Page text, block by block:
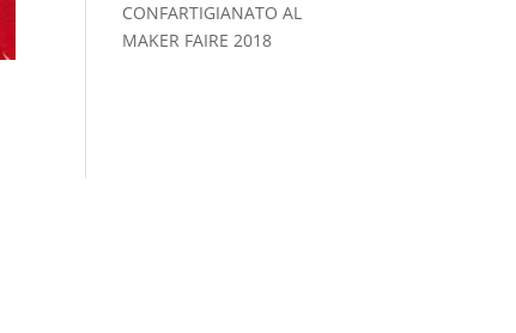
CONFARTIGIANATO AL
MAKER FAIRE 2018